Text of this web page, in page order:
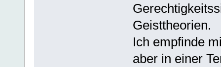
Geisttheorien.
Ich empfinde
aber in einer